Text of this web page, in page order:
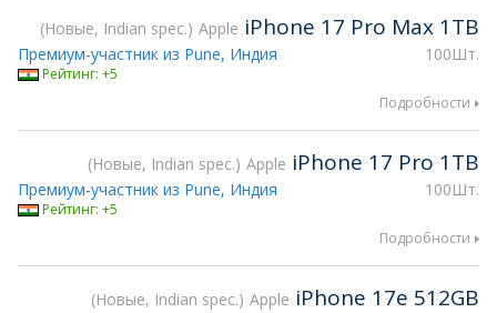
Новые, Indian spec. Apple iPhone 17 Pro Max 1TB
100Шт.
Премиум-участник из Pune, Индия
Рейтинг: +5
Подробности
Новые, Indian spec. Apple iPhone 17 Pro 1TB
100Шт.
Премиум-участник из Pune, Индия
Рейтинг: +5
Подробности
Новые, Indian spec. Apple iPhone 17e 512GB